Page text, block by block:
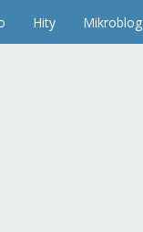
Hity Mikroblog